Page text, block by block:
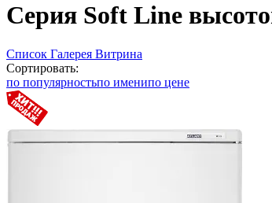
Серия Soft Line
Список Галерея Витрина
Сортировать:
по популярностьпо именипо цене